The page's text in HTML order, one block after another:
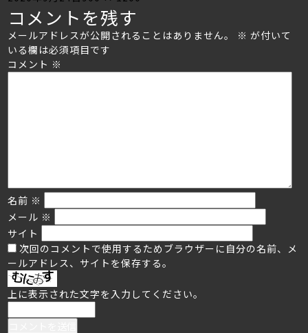
on
size
コメントを残す
メールアドレスが公開されることはありません。 ※ が付いて
いる欄は必須項目です
コメント ※
名前 ※
メール ※
サイト
次回のコメントで使用するためブラウザーに自分の名前、メ
ールアドレス、サイトを保存する。
上に表示された文字を入力してください。